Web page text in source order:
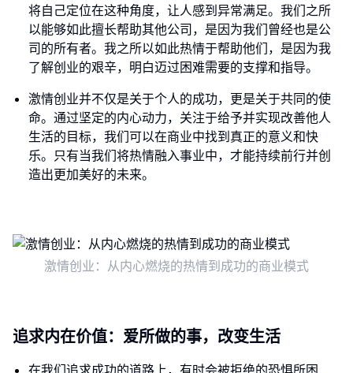
将自己定位在这种角度，让人感到异常满足。我们之所
以能够如此擅长帮助其他公司，是因为我们曾经也是公
司的所有者。我之所以如此热情于帮助他们，是因为我
了解创业的艰辛，明白迈过困难需要的支撑和指导。
激情创业并不仅是关于个人的成功，更是关于共同的使
命。通过坚定的内心动力，关注于给予并实现改善他人
生活的目标，我们可以在商业中找到真正的意义和快
乐。只有当我们将热情融入事业中，才能持续前行并创
造出更加美好的未来。
激情创业：从内心燃烧的热情到成功的商业模式
追求内在价值：爱所做的事，改变生活
在我们追求成功的道路上，有时会被拒绝的恐惧所困